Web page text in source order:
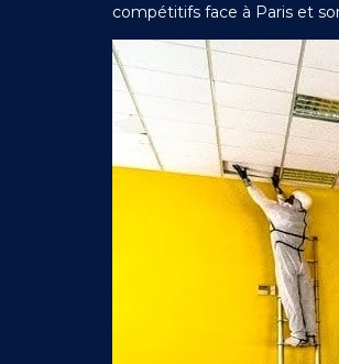
compétitifs face à Paris et